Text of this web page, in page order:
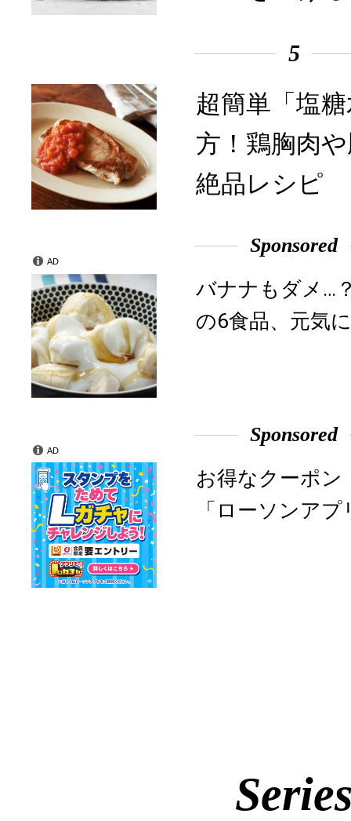
5
超簡単「塩
方！鶏胸肉
絶品レシピ
Sponsored
バナナもダメ…
の6食品、元気
AD
Sponsored
お得なクーポン
「ローソンア
AD